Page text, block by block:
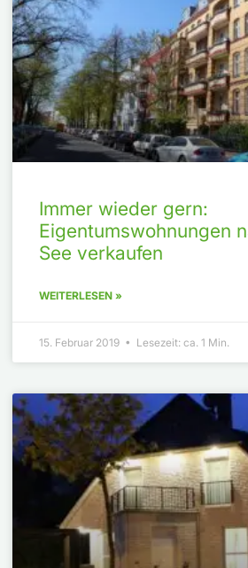
Immer wieder gern:
Eigentumswohnungen
See verkaufen
WEITERLESEN »
15. Februar 2019 • Lesezeit: ca. 1 Min.